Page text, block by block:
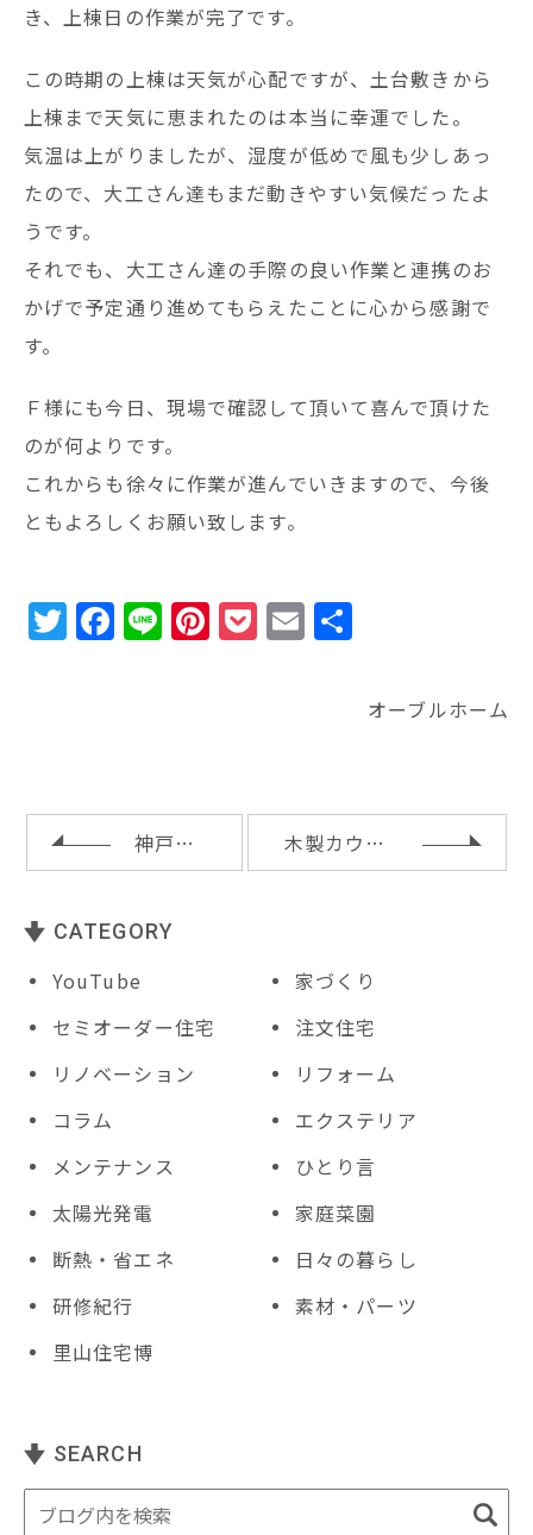
き、上棟日の作業が完了です。
この時期の上棟は天気が心配ですが、土台敷きから
上棟まで天気に恵まれたのは本当に幸運でした。
気温は上がりましたが、湿度が低めで風も少しあっ
たので、大工さん達もまだ動きやすい気候だったよ
うです。
それでも、大工さん達の手際の良い作業と連携のお
かげで予定通り進めてもらえたことに心から感謝で
す。
Ｆ様にも今日、現場で確認して頂いて喜んで頂けた
のが何よりです。
これからも徐々に作業が進んでいきますので、今後
ともよろしくお願い致します。
T
w
F
a
o
o
k
Li
n
Pi
n
st
P
o
t
E
m
オーブルホーム
神戸市灘区M様邸お引渡し 木製カウンターとスリット手摺と造作本棚
CATEGORY
YouTube
家づくり
セミオーダー住宅
注文住宅
リノベーション
リフォーム
コラム
エクステリア
メンテナンス
ひとり言
太陽光発電
家庭菜園
断熱・省エネ
日々の暮らし
研修紀行
素材・パーツ
里山住宅博
SEARCH